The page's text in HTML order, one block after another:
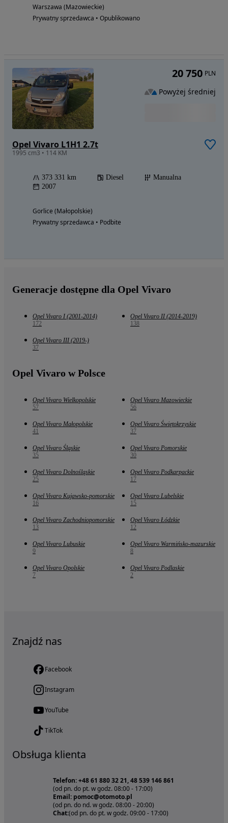
Warszawa (Mazowieckie)
Prywatny sprzedawca • Opublikowano
Opel Vivaro L1H1 2.7t
1995 cm3 • 114 KM
373 331 km Diesel
Manualna
2007
Gorlice (Małopolskie)
Prywatny sprzedawca • Podbite
20 750 PLN
Powyżej średniej
Generacje dostępne dla Opel Vivaro
Opel Vivaro I (2001-2014)
172
Opel Vivaro II (2014-2019)
138
Opel Vivaro III (2019-)
37
Opel Vivaro w Polsce
Opel Vivaro Wielkopolskie
57
Opel Vivaro Mazowieckie
56
Opel Vivaro Małopolskie
41
Opel Vivaro Świętokrzyskie
37
Opel Vivaro Śląskie
35
Opel Vivaro Pomorskie
30
Opel Vivaro Dolnośląskie
25
Opel Vivaro Podkarpackie
17
Opel Vivaro Kujawsko-pomorskie
16
Opel Vivaro Lubelskie
15
Opel Vivaro Zachodniopomorskie
13
Opel Vivaro Łódzkie
12
Opel Vivaro Lubuskie
9
Opel Vivaro Warmińsko-mazurskie
8
Opel Vivaro Opolskie
7
Opel Vivaro Podlaskie
2
Znajdź nas
Facebook
Instagram
YouTube
TikTok
Obsługa klienta
Telefon: +48 61 880 32 21, 48 539 146 861
(od pn. do pt. w godz. 08:00 - 17:00)
Email: pomoc@otomoto.pl
(od pn. do nd. w godz. 08:00 - 20:00)
Chat:(od pn. do pt. w godz. 09:00 - 17:00)